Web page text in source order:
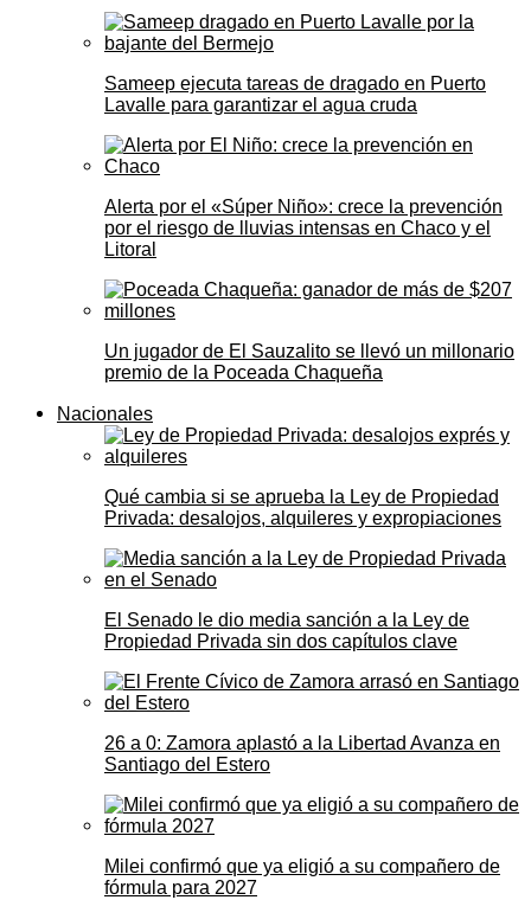
Sameep ejecuta tareas de dragado en Puerto
Lavalle para garantizar el agua cruda
Alerta por el «Súper Niño»: crece la prevención
por el riesgo de lluvias intensas en Chaco y el
Litoral
Un jugador de El Sauzalito se llevó un millonario
premio de la Poceada Chaqueña
Nacionales
Qué cambia si se aprueba la Ley de Propiedad
Privada: desalojos, alquileres y expropiaciones
El Senado le dio media sanción a la Ley de
Propiedad Privada sin dos capítulos clave
26 a 0: Zamora aplastó a la Libertad Avanza en
Santiago del Estero
Milei confirmó que ya eligió a su compañero de
fórmula para 2027